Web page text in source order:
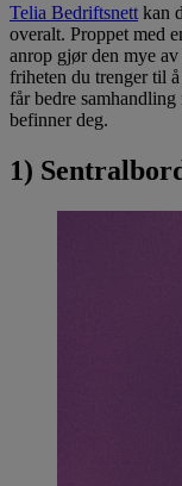
Telia Bedriftsnett kan
overalt. Proppet med
anrop gjør den mye
friheten du trenger til
får bedre
befinner deg.
1)